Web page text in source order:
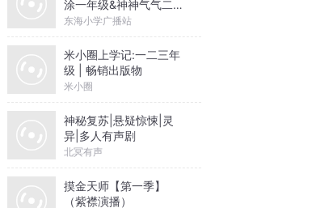
涂一年级&神神气气二年
级
东海小学广播站
米小圈上学记:一二三年
级 | 畅销出版物
米小圈
神秘复苏|悬疑惊悚|灵
异|多人有声剧
北冥有声
摸金天师【第一季】
（紫襟演播）